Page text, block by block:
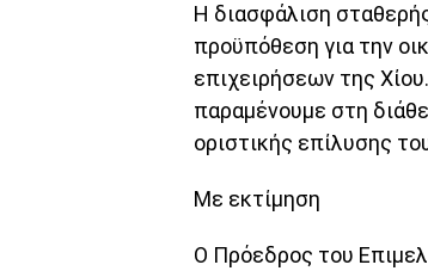
Η διασφάλιση
προϋπόθεση για την
επιχειρήσεων της
παραμένουμε στη
οριστικής επίλυσης
Με εκτίμηση
Ο Πρόεδρος του